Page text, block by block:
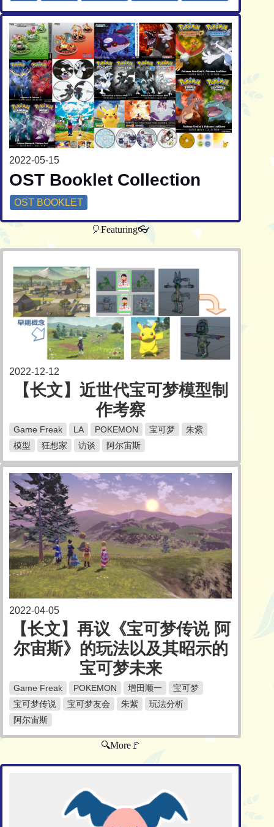
2022-05-15
OST Booklet Collection
OST BOOKLET
🎈Featuring👓
2022-12-12
【长文】近世代宝可梦模型制
作考察
Game Freak LA POKEMON 宝可梦
朱紫
模型
狂想家 访谈 阿尔宙斯
2022-04-05
【长文】再议《宝可梦传说 阿
尔宙斯》的玩法以及其昭示的
宝可梦未来
Game Freak POKEMON 增田顺一
宝可梦
宝可梦传说
宝可梦友会 朱紫
玩法分析
阿尔宙斯
🔍More🚩